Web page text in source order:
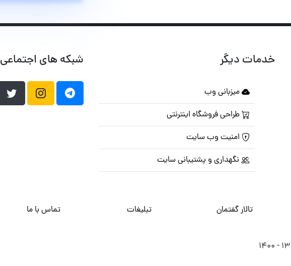
خدمات دیگر
میزبانی وب
طراحی فروشگاه اینترنتی
امنیت وب سایت
نگهداری و پشتیبانی سایت
شبکه های اجتماعی
تالار گفتمان تبلیغات تماس با ما